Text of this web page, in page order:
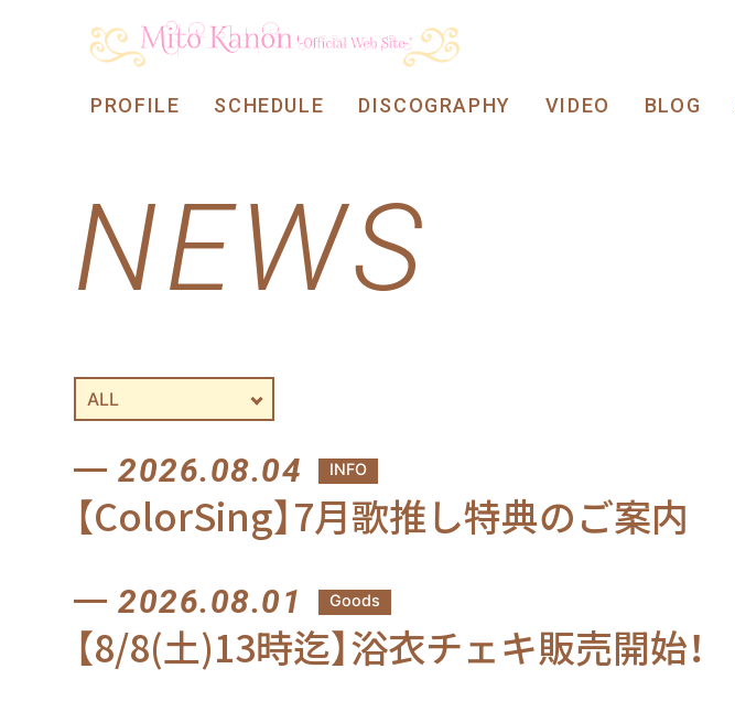
PROFILE SCHEDULE DISCOGRAPHY VIDEO BLOG
NEWS
2026.08.04 INFO
【ColorSing】7月歌推し特典のご案内
2026.08.01 Goods
【8/8(土)13時迄】浴衣チェキ販売開始！